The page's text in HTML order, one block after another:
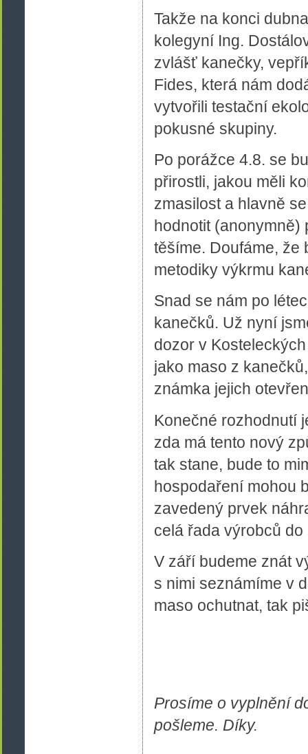
Takže na konci
kolegyní Ing.
zvlášť kanečky,
Fides, která nám
vytvořili testační
pokusné skupiny.
Po porážce 4.8. se
přirostli, jakou měli
zmasilost a hlavně
hodnotit (anonymně)
těšíme. Doufáme, že
metodiky výkrmu
Snad se nám po
kanečků. Už nyní
dozor v
jako maso z
známka jejich
Konečné rozhodnutí
zda má tento nový
tak stane, bude to
hospodaření mohou
zavedený prvek
celá řada výrobců
V září budeme znát
s nimi seznámíme v
maso ochutnat, tak
Prosíme o vyplnění
pošleme. Díky.